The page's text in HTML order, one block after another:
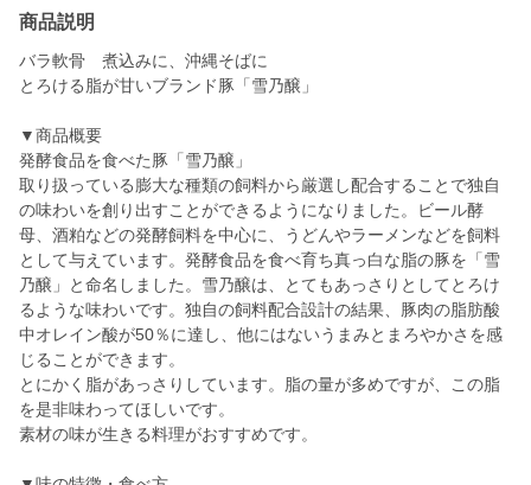
商品説明
バラ軟骨 煮込みに、沖縄そばに
とろける脂が甘いブランド豚「雪乃醸」
▼商品概要
発酵食品を食べた豚「雪乃醸」
取り扱っている膨大な種類の飼料から厳選し配合することで独自
の味わいを創り出すことができるようになりました。ビール酵
母、酒粕などの発酵飼料を中心に、うどんやラーメンなどを飼料
として与えています。発酵食品を食べ育ち真っ白な脂の豚を「雪
乃醸」と命名しました。雪乃醸は、とてもあっさりとしてとろけ
るような味わいです。独自の飼料配合設計の結果、豚肉の脂肪酸
中オレイン酸が50％に達し、他にはないうまみとまろやかさを感
じることができます。
とにかく脂があっさりしています。脂の量が多めですが、この脂
を是非味わってほしいです。
素材の味が生きる料理がおすすめです。